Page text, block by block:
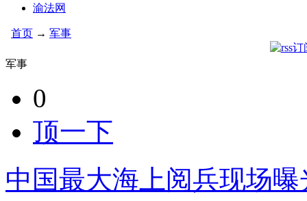
渝法网
首页 → 军事
军事
0
顶一下
中国最大海上阅兵现场曝